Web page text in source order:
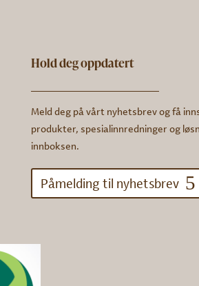
Hold deg oppdatert
Meld deg på vårt nyhetsbrev og få
produkter, spesialinnredninger og
innboksen.
Påmelding til nyhetsbrev